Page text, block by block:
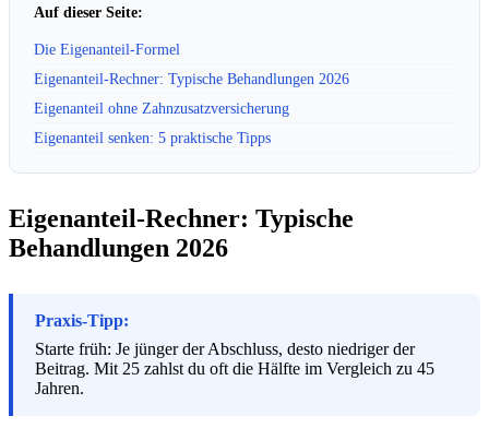
Auf dieser Seite:
Die Eigenanteil-Formel
Eigenanteil-Rechner: Typische Behandlungen 2026
Eigenanteil ohne Zahnzusatzversicherung
Eigenanteil senken: 5 praktische Tipps
Eigenanteil-Rechner: Typische
Behandlungen 2026
Praxis-Tipp:
Starte früh: Je jünger der Abschluss, desto niedriger der
Beitrag. Mit 25 zahlst du oft die Hälfte im Vergleich zu 45
Jahren.